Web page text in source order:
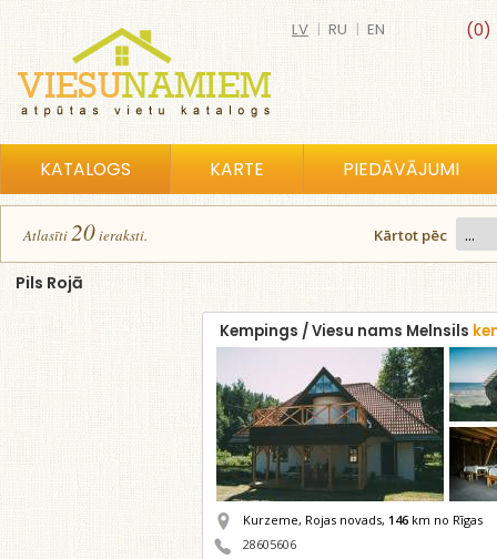
(0)
LV | RU | EN
KATALOGS KARTE PIEDĀVĀJUMI
Atlasīti20ieraksti. Kārtot pēc
Pils Rojā
Kempings / Viesu nams Melnsils
Kurzeme, Rojas novads, 146 km no Rīgas
28605606